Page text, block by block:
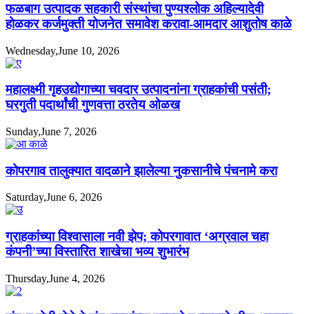
फळबाग उत्पादक सहकारी संस्थांचा पुण्यश्लोक अहिल्यादेवी
होळकर कर्जमुक्ती योजनेत समावेश करावा-आमदार आशुतोष काळे
Wednesday,June 10, 2026
महालक्ष्मी गृहउद्योगाच्या चवदार उत्पादनांना ग्राहकांची पसंती;
घरगुती पदार्थांची गुणवत्ता ठरतेय ओळख
Sunday,June 7, 2026
कोपरगाव तालुक्यात वादळाने झालेल्या नुकसानीचे पंचनामे करा
Saturday,June 6, 2026
ग्राहकांच्या विश्वासाला नवी झेप; कोपरगावात ‘अग्रवाल चहा
कंपनी’च्या विस्तारित शाखेचा भव्य शुभारंभ
Thursday,June 4, 2026